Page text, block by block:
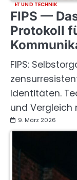
IT UND TECHNIK
FIPS —
Protokoll
FIPS:
Identitäten.
und Vergleich
9. März 2026